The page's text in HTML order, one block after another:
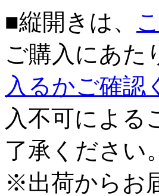
■縦開きは、
ご購入にあた
入るかご確認
入不可による
了承ください。
※出荷からお